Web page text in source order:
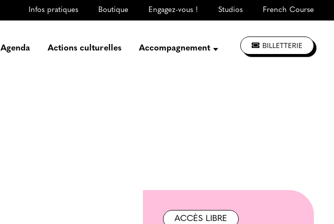
Infos pratiques Boutique Engagez-vous ! Studios French Course
Agenda Actions culturelles Accompagnement BILLETTERIE
ACCÈS LIBRE